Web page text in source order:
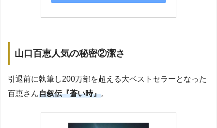
山口百恵人気の秘密②潔さ
引退前に執筆し200万部を超える大ベストセラーとなった
百恵さん自叙伝『蒼い時』。